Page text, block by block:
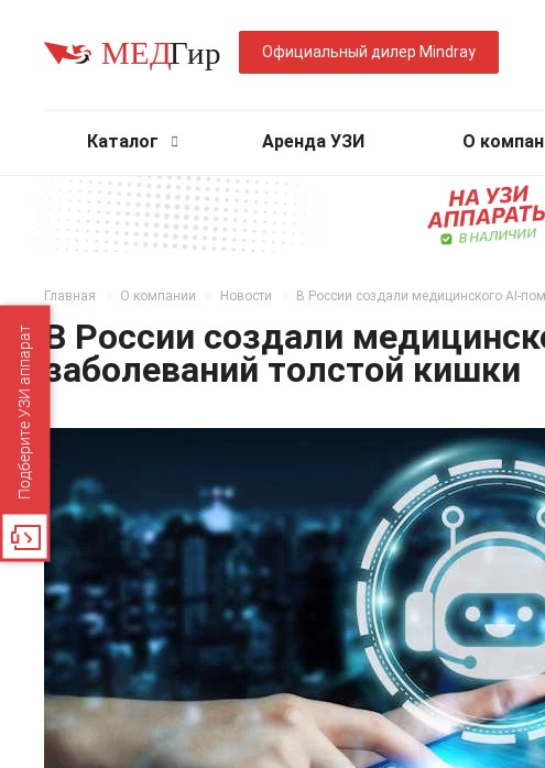
Официальный дилер Mindray
Каталог Аренда УЗИ О
Главная О компании Новости В России создали медицинского AI-
В России создали
заболеваний толстой кишки
Подберите УЗИ аппарат